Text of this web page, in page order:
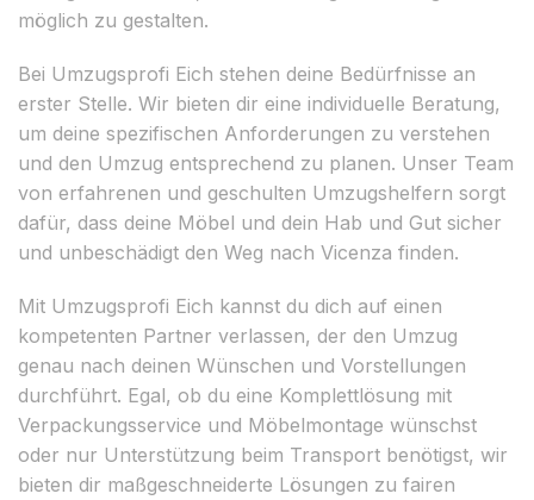
möglich zu gestalten.
Bei Umzugsprofi Eich stehen deine Bedürfnisse an
erster Stelle. Wir bieten dir eine individuelle Beratung,
um deine spezifischen Anforderungen zu verstehen
und den Umzug entsprechend zu planen. Unser Team
von erfahrenen und geschulten Umzugshelfern sorgt
dafür, dass deine Möbel und dein Hab und Gut sicher
und unbeschädigt den Weg nach Vicenza finden.
Mit Umzugsprofi Eich kannst du dich auf einen
kompetenten Partner verlassen, der den Umzug
genau nach deinen Wünschen und Vorstellungen
durchführt. Egal, ob du eine Komplettlösung mit
Verpackungsservice und Möbelmontage wünschst
oder nur Unterstützung beim Transport benötigst, wir
bieten dir maßgeschneiderte Lösungen zu fairen